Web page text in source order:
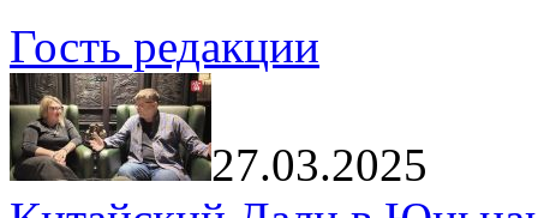
Гость редакции
27.03.2025